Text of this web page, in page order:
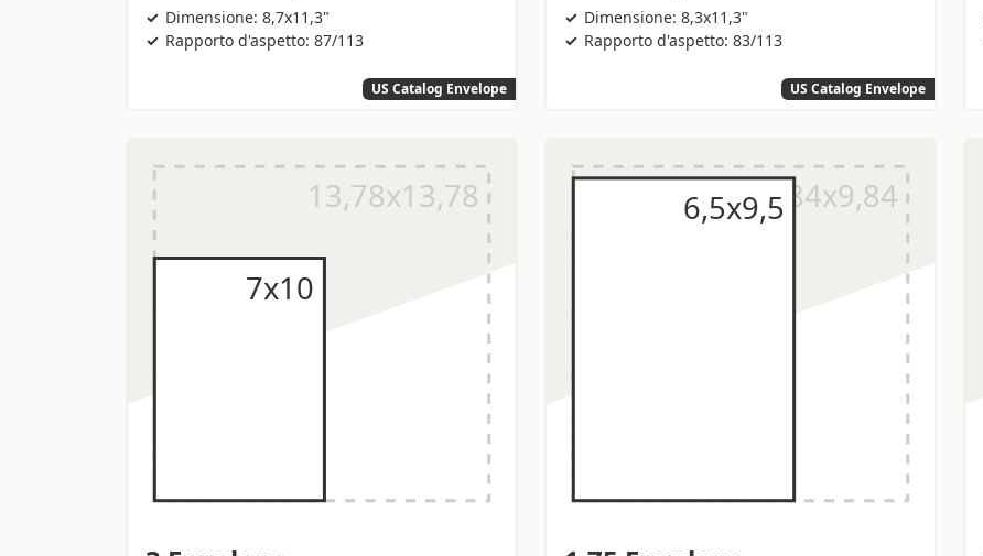
Dimensione: 8,7x11,3"
Rapporto d'aspetto: 87/113
US Catalog Envelope
Dimensione: 8,3x11,3"
Rapporto d'aspetto: 83/113
US Catalog Envelope